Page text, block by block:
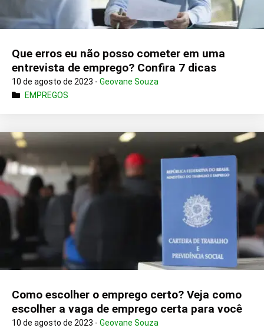
Que erros eu não posso cometer em uma
entrevista de emprego? Confira 7 dicas
10 de agosto de 2023 - Geovane Souza
EMPREGOS
Como escolher o emprego certo? Veja como
escolher a vaga de emprego certa para você
10 de agosto de 2023 - Geovane Souza